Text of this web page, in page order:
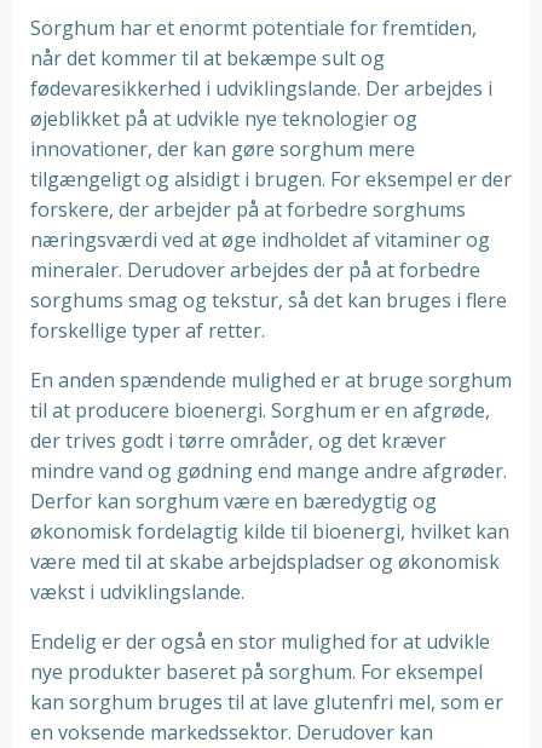
Sorghum har et enormt potentiale for fremtiden,
når det kommer til at bekæmpe sult og
fødevaresikkerhed i udviklingslande. Der arbejdes i
øjeblikket på at udvikle nye teknologier og
innovationer, der kan gøre sorghum mere
tilgængeligt og alsidigt i brugen. For eksempel er der
forskere, der arbejder på at forbedre sorghums
næringsværdi ved at øge indholdet af vitaminer og
mineraler. Derudover arbejdes der på at forbedre
sorghums smag og tekstur, så det kan bruges i flere
forskellige typer af retter.
En anden spændende mulighed er at bruge sorghum
til at producere bioenergi. Sorghum er en afgrøde,
der trives godt i tørre områder, og det kræver
mindre vand og gødning end mange andre afgrøder.
Derfor kan sorghum være en bæredygtig og
økonomisk fordelagtig kilde til bioenergi, hvilket kan
være med til at skabe arbejdspladser og økonomisk
vækst i udviklingslande.
Endelig er der også en stor mulighed for at udvikle
nye produkter baseret på sorghum. For eksempel
kan sorghum bruges til at lave glutenfri mel, som er
en voksende markedssektor. Derudover kan